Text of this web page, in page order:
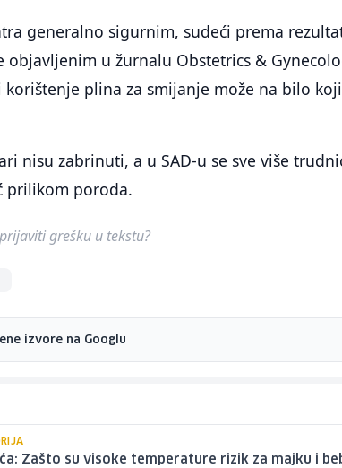
generalno sigurnim, sudeći prema
objavljenim u žurnalu Obstetrics &
plina za smijanje može na bilo koji
nisu zabrinuti, a u SAD-u se sve više
prilikom poroda.
grešku u tekstu?
izvore na Googlu
Zašto su visoke temperature rizik za majku i